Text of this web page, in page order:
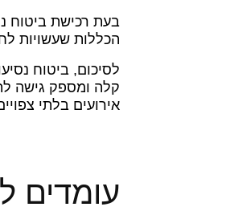
בעת רכישת ביטוח
הכללות שעשויות
לסיכום, ביטוח
קלה ומספק גישה
אירועים בלתי
עומדים